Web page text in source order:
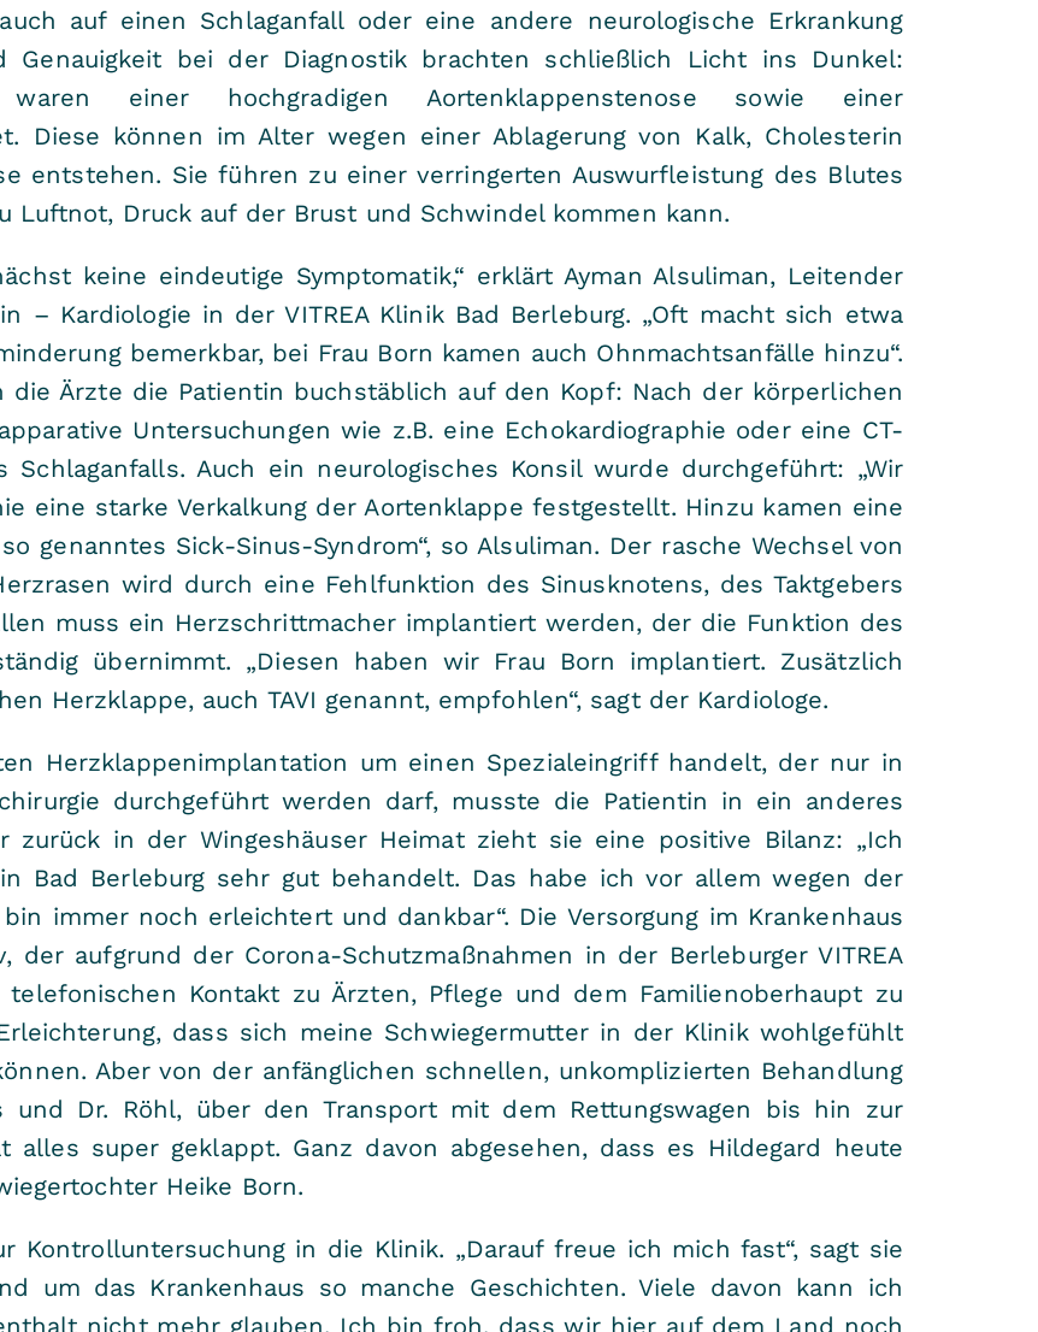
auf einen Schlaganfall oder eine andere neurologische Erkrankung
Genauigkeit bei der Diagnostik brachten schließlich Licht ins Dunkel:
einer hochgradigen Aortenklappenstenose sowie einer
Diese können im Alter wegen einer Ablagerung von Kalk, Cholesterin
entstehen. Sie führen zu einer verringerten Auswurfleistung des Blutes
Luftnot, Druck auf der Brust und Schwindel kommen kann.
keine eindeutige Symptomatik,“ erklärt Ayman Alsuliman, Leitender
– Kardiologie in der VITREA Klinik Bad Berleburg. „Oft macht sich etwa
bemerkbar, bei Frau Born kamen auch Ohnmachtsanfälle hinzu“.
Ärzte die Patientin buchstäblich auf den Kopf: Nach der körperlichen
Untersuchungen wie z.B. eine Echokardiographie oder eine CT-
Schlaganfalls. Auch ein neurologisches Konsil wurde durchgeführt: „Wir
eine starke Verkalkung der Aortenklappe festgestellt. Hinzu kamen eine
genanntes Sick-Sinus-Syndrom“, so Alsuliman. Der rasche Wechsel von
wird durch eine Fehlfunktion des Sinusknotens, des Taktgebers
muss ein Herzschrittmacher implantiert werden, der die Funktion des
übernimmt. „Diesen haben wir Frau Born implantiert. Zusätzlich
Herzklappe, auch TAVI genannt, empfohlen“, sagt der Kardiologe.
Herzklappenimplantation um einen Spezialeingriff handelt, der nur in
durchgeführt werden darf, musste die Patientin in ein anderes
zurück in der Wingeshäuser Heimat zieht sie eine positive Bilanz: „Ich
Bad Berleburg sehr gut behandelt. Das habe ich vor allem wegen der
immer noch erleichtert und dankbar“. Die Versorgung im Krankenhaus
aufgrund der Corona-Schutzmaßnahmen in der Berleburger VITREA
Kontakt zu Ärzten, Pflege und dem Familienoberhaupt zu
dass sich meine Schwiegermutter in der Klinik wohlgefühlt
Aber von der anfänglichen schnellen, unkomplizierten Behandlung
und Dr. Röhl, über den Transport mit dem Rettungswagen bis hin zur
alles super geklappt. Ganz davon abgesehen, dass es Hildegard heute
Heike Born.
Kontrolluntersuchung in die Klinik. „Darauf freue ich mich fast“, sagt sie
um das Krankenhaus so manche Geschichten. Viele davon kann ich